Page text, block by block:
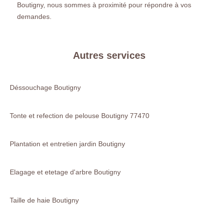
Boutigny, nous sommes à proximité pour répondre à vos
demandes.
Autres services
Déssouchage Boutigny
Tonte et refection de pelouse Boutigny 77470
Plantation et entretien jardin Boutigny
Elagage et etetage d'arbre Boutigny
Taille de haie Boutigny